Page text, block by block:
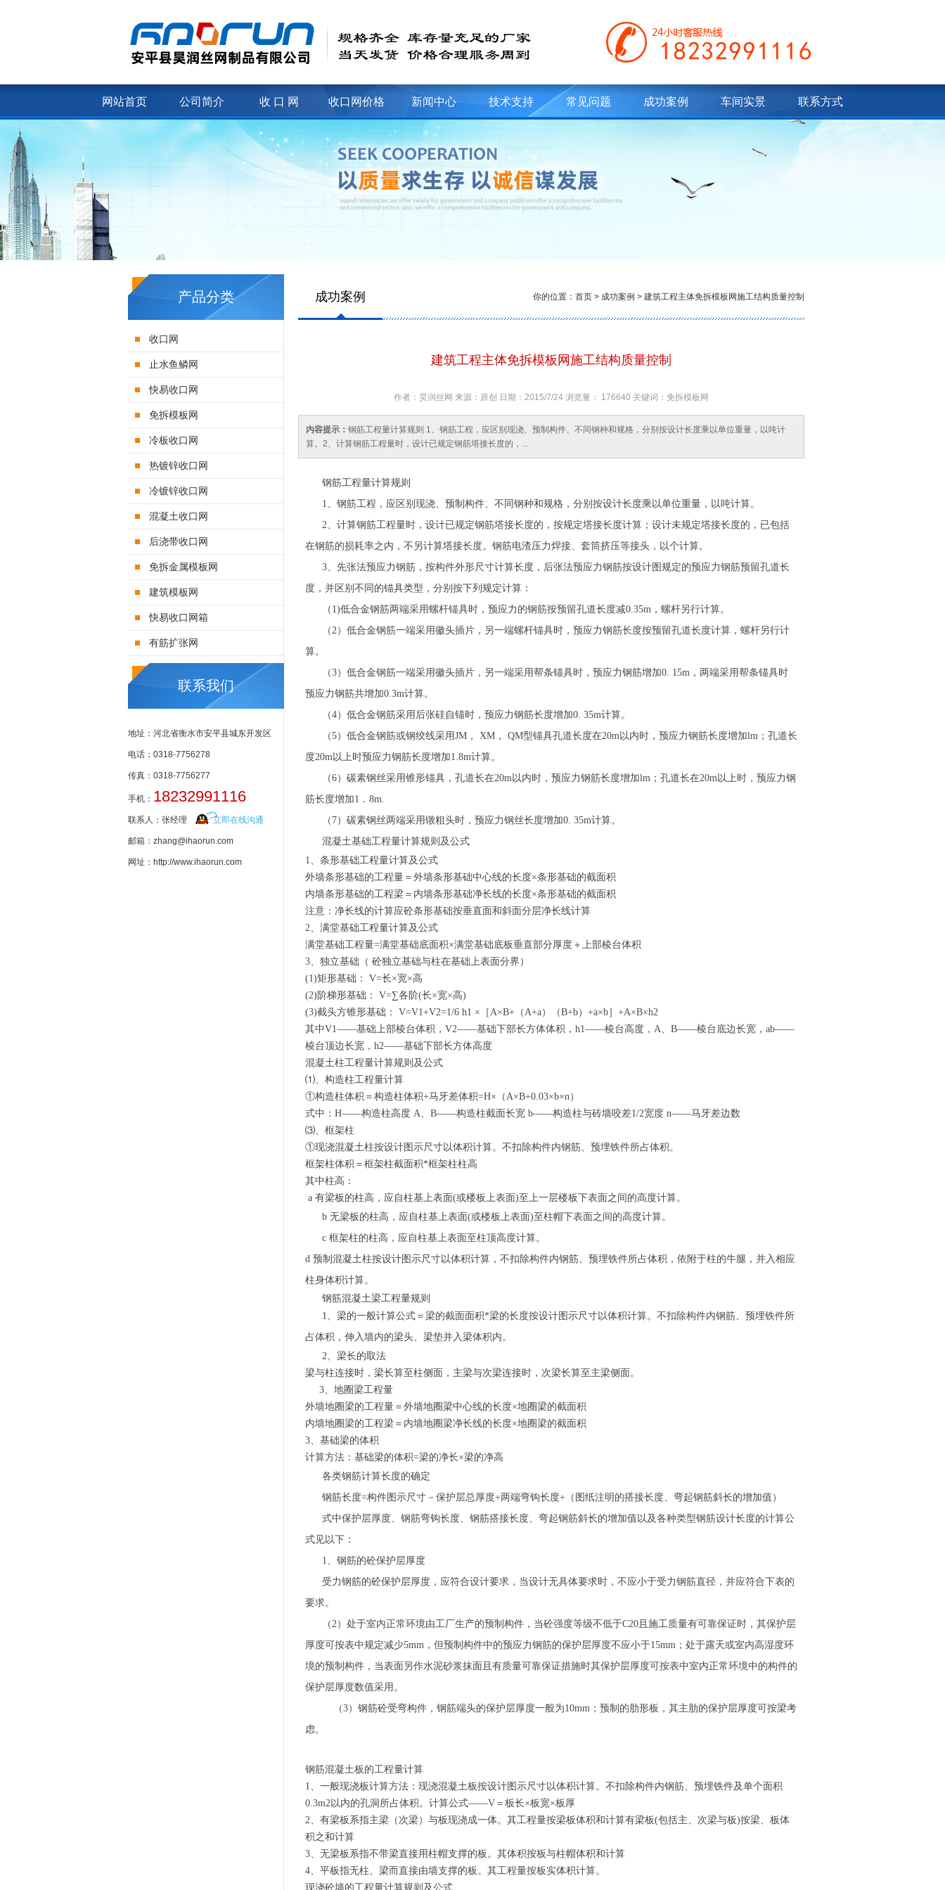
网站首页 公司简介 收 口 网 收口网价格 新闻中心 技术支持 常见问题 成功案例 车间实景 联系方式
产品分类
收口网
止水鱼鳞网
快易收口网
免拆模板网
冷板收口网
热镀锌收口网
冷镀锌收口网
混凝土收口网
后浇带收口网
免拆金属模板网
建筑模板网
快易收口网箱
有筋扩张网
联系我们
地址：河北省衡水市安平县城东开发区
电话：0318-7756278
传真：0318-7756277
手机： 18232991116
联系人：张经理 立即在线沟通
邮箱：zhang@ihaorun.com
网址：http://www.ihaorun.com
成功案例 你的位置： 首页 > 成功案例 > 建筑工程主体免拆模板网施工结构质量控制
建筑工程主体免拆模板网施工结构质量控制
作者：昊润丝网 来源：原创 日期：2015/7/24 浏览量： 176640 关键词：免拆模板网
内容提示： 钢筋工程量计算规则 1、钢筋工程，应区别现浇、预制构件、不同钢种和规格，分别按设计长度乘以单位重量，以吨计
算。2、计算钢筋工程量时，设计已规定钢筋塔接长度的，...
钢筋工程量计算规则
1、钢筋工程，应区别现浇、预制构件、不同钢种和规格，分别按设计长度乘以单位重量，以吨计算。
2、计算钢筋工程量时，设计已规定钢筋塔接长度的，按规定塔接长度计算；设计未规定塔接长度的，已包括
在钢筋的损耗率之内，不另计算塔接长度。钢筋电渣压力焊接、套筒挤压等接头，以个计算。
3、先张法预应力钢筋，按构件外形尺寸计算长度，后张法预应力钢筋按设计图规定的预应力钢筋预留孔道长
度，并区别不同的锚具类型，分别按下列规定计算：
（1)低合金钢筋两端采用螺杆锚具时，预应力的钢筋按预留孔道长度减0.35m，螺杆另行计算。
（2）低合金钢筋一端采用徽头插片，另一端螺杆锚具时，预应力钢筋长度按预留孔道长度计算，螺杆另行计
算。
（3）低合金钢筋一端采用徽头插片，另一端采用帮条锚具时，预应力钢筋增加0. 15m，两端采用帮条锚具时
预应力钢筋共增加0.3m计算。
（4）低合金钢筋采用后张硅自锚时，预应力钢筋长度增加0. 35m计算。
（5）低合金钢筋或钢绞线采用JM， XM， QM型锚具孔道长度在20m以内时，预应力钢筋长度增加lm；孔道长
度20m以上时预应力钢筋长度增加1.8m计算。
（6）碳素钢丝采用锥形锚具，孔道长在20m以内时，预应力钢筋长度增加lm；孔道长在20m以上时，预应力钢
筋长度增加1．8m.
（7）碳素钢丝两端采用镦粗头时，预应力钢丝长度增加0. 35m计算。
混凝土基础工程量计算规则及公式
1、条形基础工程量计算及公式
外墙条形基础的工程量＝外墙条形基础中心线的长度×条形基础的截面积
内墙条形基础的工程梁＝内墙条形基础净长线的长度×条形基础的截面积
注意：净长线的计算应砼条形基础按垂直面和斜面分层净长线计算
2、满堂基础工程量计算及公式
满堂基础工程量=满堂基础底面积×满堂基础底板垂直部分厚度＋上部棱台体积
3、独立基础（ 砼独立基础与柱在基础上表面分界）
(1)矩形基础： V=长×宽×高
(2)阶梯形基础： V=∑各阶(长×宽×高)
(3)截头方锥形基础： V=V1+V2=1/6 h1 ×［A×B+（A+a）（B+b）+a×b］+A×B×h2
其中V1——基础上部棱台体积，V2——基础下部长方体体积，h1——棱台高度，A、B——棱台底边长宽，ab——
棱台顶边长宽，h2——基础下部长方体高度
混凝土柱工程量计算规则及公式
⑴、构造柱工程量计算
①构造柱体积＝构造柱体积+马牙差体积=H×（A×B+0.03×b×n）
式中：H——构造柱高度 A、B——构造柱截面长宽 b——构造柱与砖墙咬差1/2宽度 n——马牙差边数
⑶、框架柱
①现浇混凝土柱按设计图示尺寸以体积计算。不扣除构件内钢筋、预埋铁件所占体积。
框架柱体积＝框架柱截面积*框架柱柱高
其中柱高：
a 有梁板的柱高，应自柱基上表面(或楼板上表面)至上一层楼板下表面之间的高度计算。
b 无梁板的柱高，应自柱基上表面(或楼板上表面)至柱帽下表面之间的高度计算。
c 框架柱的柱高，应自柱基上表面至柱顶高度计算。
d 预制混凝土柱按设计图示尺寸以体积计算，不扣除构件内钢筋、预埋铁件所占体积，依附于柱的牛腿，并入相应
柱身体积计算。
钢筋混凝土梁工程量规则
1、梁的一般计算公式＝梁的截面面积*梁的长度按设计图示尺寸以体积计算。不扣除构件内钢筋、预埋铁件所
占体积，伸入墙内的梁头、梁垫并入梁体积内。
2、梁长的取法
梁与柱连接时，梁长算至柱侧面，主梁与次梁连接时，次梁长算至主梁侧面。
3、地圈梁工程量
外墙地圈梁的工程量＝外墙地圈梁中心线的长度×地圈梁的截面积
内墙地圈梁的工程梁＝内墙地圈梁净长线的长度×地圈梁的截面积
3、基础梁的体积
计算方法：基础梁的体积=梁的净长×梁的净高
各类钢筋计算长度的确定
钢筋长度=构件图示尺寸－保护层总厚度+两端弯钩长度+（图纸注明的搭接长度、弯起钢筋斜长的增加值）
式中保护层厚度、钢筋弯钩长度、钢筋搭接长度、弯起钢筋斜长的增加值以及各种类型钢筋设计长度的计算公
式见以下：
1、钢筋的砼保护层厚度
受力钢筋的砼保护层厚度，应符合设计要求，当设计无具体要求时，不应小于受力钢筋直径，并应符合下表的
要求。
（2）处于室内正常环境由工厂生产的预制构件，当砼强度等级不低于C20且施工质量有可靠保证时，其保护层
厚度可按表中规定减少5mm，但预制构件中的预应力钢筋的保护层厚度不应小于15mm；处于露天或室内高湿度环
境的预制构件，当表面另作水泥砂浆抹面且有质量可靠保证措施时其保护层厚度可按表中室内正常环境中的构件的
保护层厚度数值采用。
（3）钢筋砼受弯构件，钢筋端头的保护层厚度一般为10mm；预制的肋形板，其主肋的保护层厚度可按梁考
虑。
钢筋混凝土板的工程量计算
1、一般现浇板计算方法：现浇混凝土板按设计图示尺寸以体积计算。不扣除构件内钢筋、预埋铁件及单个面积
0.3m2以内的孔洞所占体积。计算公式——V＝板长×板宽×板厚
2、有梁板系指主梁（次梁）与板现浇成一体。其工程量按梁板体积和计算有梁板(包括主、次梁与板)按梁、板体
积之和计算
3、无梁板系指不带梁直接用柱帽支撑的板。其体积按板与柱帽体积和计算
4、平板指无柱、梁而直接由墙支撑的板。其工程量按板实体积计算。
现浇砼墙的工程量计算规则及公式